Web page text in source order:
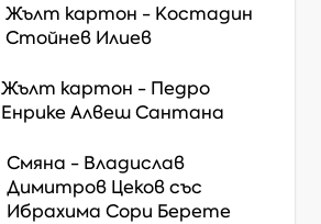
Жълт картон - Костадин
Стойнев Илиев
Жълт картон - Педро
Енрике Алвеш Сантана
Смяна - Владислав
Димитров Цековсъс
Ибрахима Сори Берете